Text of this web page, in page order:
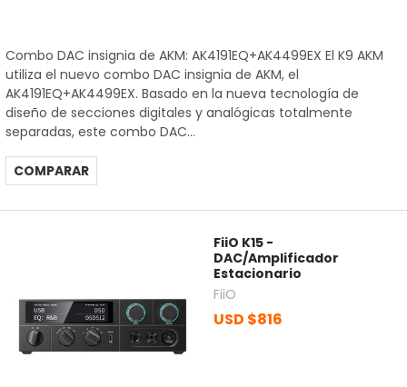
Combo DAC insignia de AKM: AK4191EQ+AK4499EX El K9 AKM
utiliza el nuevo combo DAC insignia de AKM, el
AK4191EQ+AK4499EX. Basado en la nueva tecnología de
diseño de secciones digitales y analógicas totalmente
separadas, este combo DAC...
COMPARAR
FiiO K15 -
DAC/Amplificador
Estacionario
FiiO
USD $816